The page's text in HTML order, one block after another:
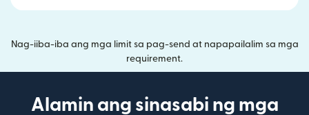
Nag-iiba-iba ang mga limit sa pag-send at napapailalim sa mga
requirement.
Alamin ang sinasabi ng mga